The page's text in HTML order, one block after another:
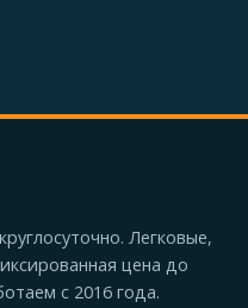
Легковые,
цена до
с 2016 года.